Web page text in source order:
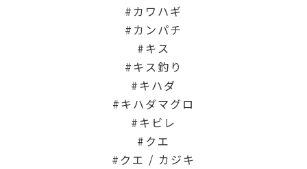
カワハギ
カンパチ
キス
キス釣り
キハダ
キハダマグロ
キビレ
クエ
クエ / カジキ